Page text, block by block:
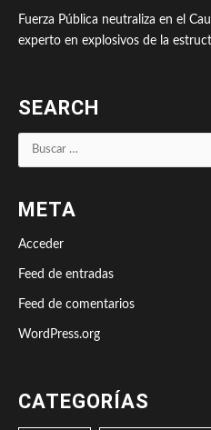
Fuerza Pública neutraliza en el
experto en explosivos de la
SEARCH
Buscar:
META
Acceder
Feed de entradas
Feed de comentarios
WordPress.org
CATEGORÍAS